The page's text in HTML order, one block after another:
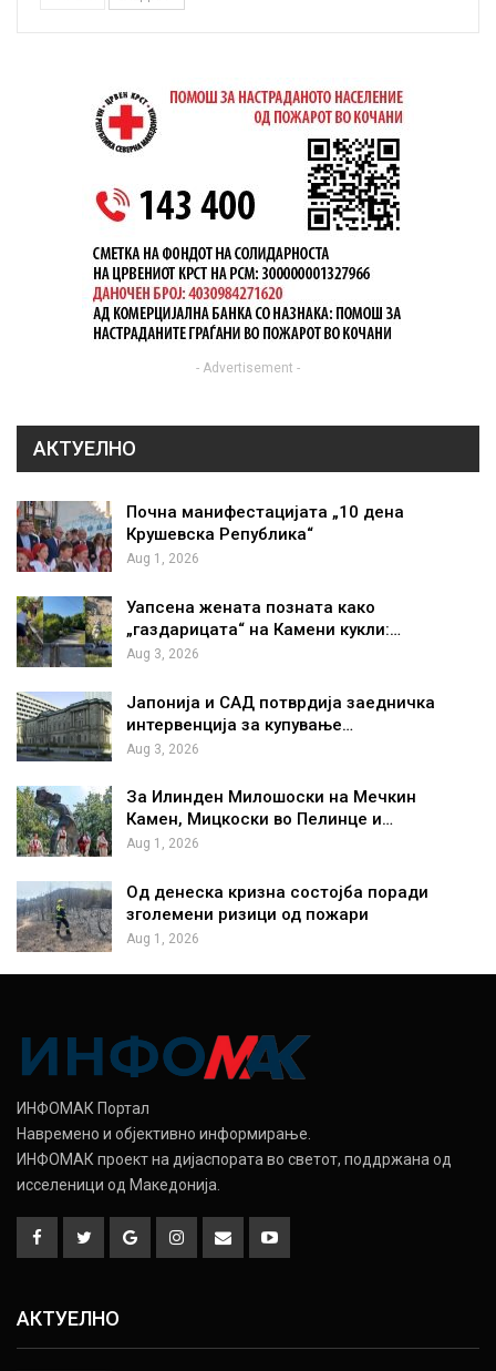
- Advertisement -
АКТУЕЛНО
Почна манифестацијата „10 дена
Крушевска Република“
Aug 1, 2026
Уапсена жената позната како
„газдарицата“ на Камени кукли:…
Aug 3, 2026
Јапонија и САД потврдија заедничка
интервенција за купување…
Aug 3, 2026
За Илинден Милошоски на Мечкин
Камен, Мицкоски во Пелинце и…
Aug 1, 2026
Од денеска кризна состојба поради
зголемени ризици од пожари
Aug 1, 2026
ИНФОМАК Портал
Навремено и објективно информирање.
ИНФОМАК проект на дијаспората во светот, поддржана од
исселеници од Македонија.
АКТУЕЛНО